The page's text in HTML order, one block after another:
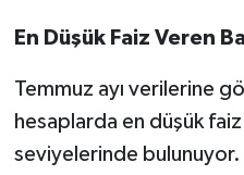
En Düşük Faiz Veren
Temmuz ayı verilerine
hesaplarda en düşük
seviyelerinde bulunuyor.